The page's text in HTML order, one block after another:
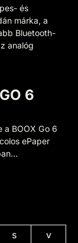
és
márka, a
Bluetooth-
analóg
6
a BOOX Go 6
ePaper
s
v